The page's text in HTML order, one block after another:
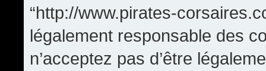
“http://www.pirates-
légalement responsable des
n’acceptez pas d’être